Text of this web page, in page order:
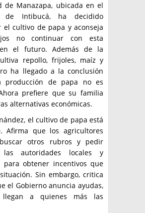
de Manazapa, ubicada en el
de Intibucá, ha decidido
el cultivo de papa y aconseja
no continuar con esta
el futuro. Además de la
repollo, frijoles, maíz y
ha llegado a la conclusión
producción de papa no es
prefiere que su familia
alternativas económicas.
el cultivo de papa está
Afirma que los agricultores
otros rubros y pedir
autoridades locales y
para obtener incentivos que
Sin embargo, critica
el Gobierno anuncia ayudas,
a quienes más las